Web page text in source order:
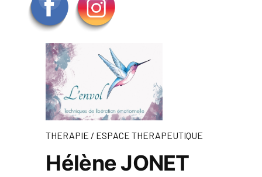
THERAPIE / ESPACE THERAPEUTIQUE
Hélène JONET